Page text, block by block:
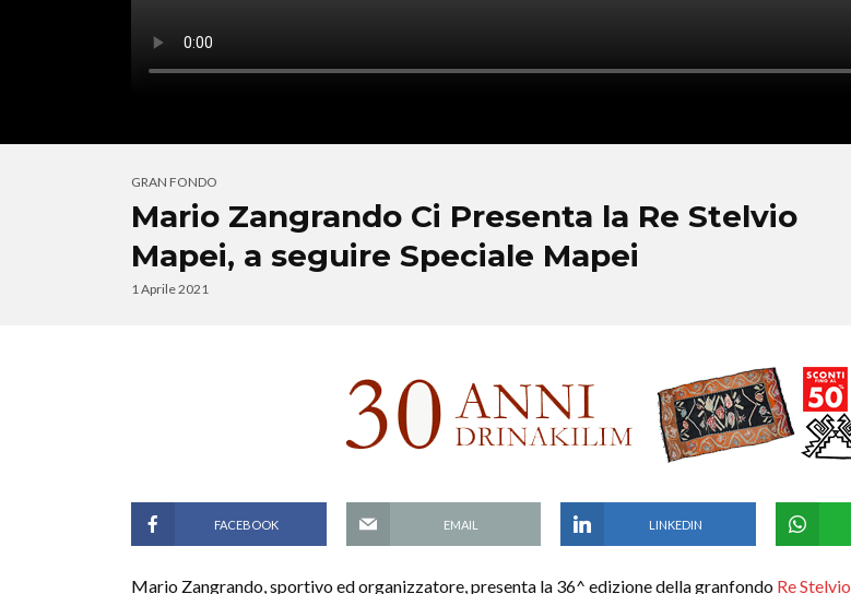
GRAN FONDO
Mario Zangrando Ci Presenta la Re Stelvio
Mapei, a seguire Speciale Mapei
1 Aprile 2021
FACEBOOK EMAIL LINKEDIN
Mario Zangrando, sportivo ed organizzatore, presenta la 36^ edizione della granfondo Re Stelvio